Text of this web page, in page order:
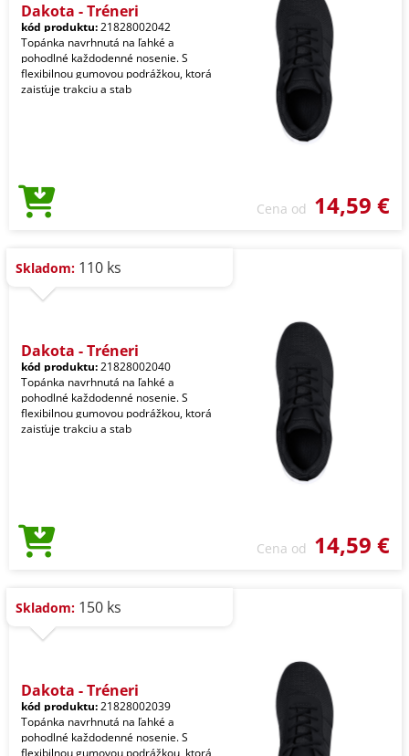
Dakota - Tréneri
kód produktu:21828002042
Topánka navrhnutá na ľahké a
pohodlné každodenné nosenie. S
flexibilnou gumovou podrážkou, ktorá
zaisťuje trakciu a stab
Cena od 14,59 €
Skladom: 110 ks
Dakota - Tréneri
kód produktu:21828002040
Topánka navrhnutá na ľahké a
pohodlné každodenné nosenie. S
flexibilnou gumovou podrážkou, ktorá
zaisťuje trakciu a stab
Cena od 14,59 €
Skladom: 150 ks
Dakota - Tréneri
kód produktu:21828002039
Topánka navrhnutá na ľahké a
pohodlné každodenné nosenie. S
flexibilnou gumovou podrážkou, ktorá